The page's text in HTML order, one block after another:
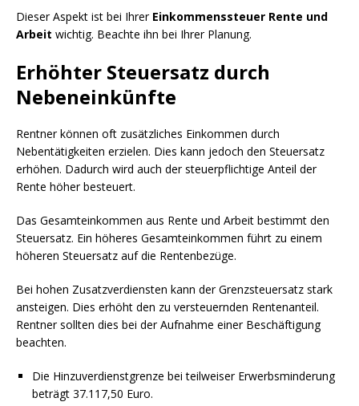
Dieser Aspekt ist bei Ihrer Einkommenssteuer Rente und
Arbeit wichtig. Beachte ihn bei Ihrer Planung.
Erhöhter Steuersatz durch
Nebeneinkünfte
Rentner können oft zusätzliches Einkommen durch
Nebentätigkeiten erzielen. Dies kann jedoch den Steuersatz
erhöhen. Dadurch wird auch der steuerpflichtige Anteil der
Rente höher besteuert.
Das Gesamteinkommen aus Rente und Arbeit bestimmt den
Steuersatz. Ein höheres Gesamteinkommen führt zu einem
höheren Steuersatz auf die Rentenbezüge.
Bei hohen Zusatzverdiensten kann der Grenzsteuersatz stark
ansteigen. Dies erhöht den zu versteuernden Rentenanteil.
Rentner sollten dies bei der Aufnahme einer Beschäftigung
beachten.
Die Hinzuverdienstgrenze bei teilweiser Erwerbsminderung
beträgt 37.117,50 Euro.